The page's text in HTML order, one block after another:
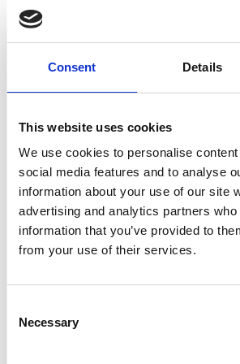
Consent Details
This website uses cookies
We use cookies to personalise
social media features and to analyse
information about your use of our site
advertising and analytics partners
information that you’ve provided to
from your use of their services.
Selection
Necessary
Liiketoimien yhdistetyt tiedot (1):
Volyymi: 13 Keskihinta: 2.76 EUR
Liikkeeseenlaskija: Suominen Oyj
LEI: 743700Z1BNFYR9PRDF52
Viitenumero: 33416/4/6
Liiketoimen päivämäärä: 2023-
Kauppapaikka: CEUX
Instrumenttityyppi: OSAKE
ISIN: FI0009010862
Liiketoimen luonne: HANKINTA
(2): Volyymi: 85 Yksikköhinta: 2.74